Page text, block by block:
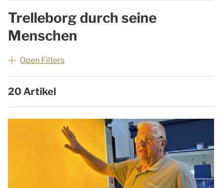
Trelleborg durch seine
Menschen
Open Filters
20 Artikel